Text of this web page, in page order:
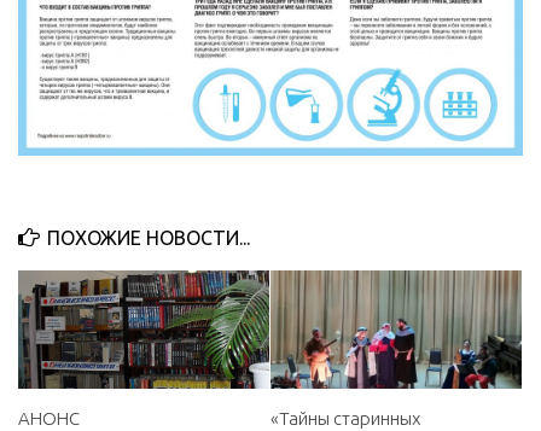
ПОХОЖИЕ НОВОСТИ...
АНОНС
«Тайны старинных